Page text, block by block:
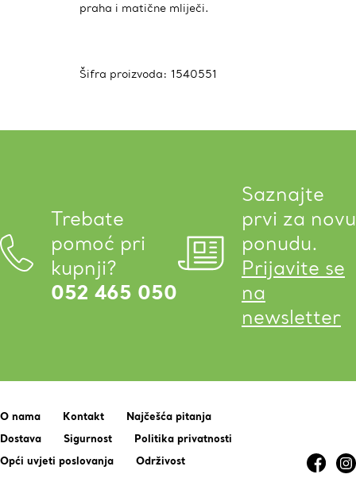
praha i matične mliječi.
Šifra proizvoda: 1540551
Trebate
pomoć pri
kupnji?
052 465 050
Saznajte
prvi za novu
ponudu.
Prijavite se
na
newsletter
O nama Kontakt
Najčešća pitanja
Dostava
Sigurnost
Politika privatnosti
Opći uvjeti poslovanja
Održivost